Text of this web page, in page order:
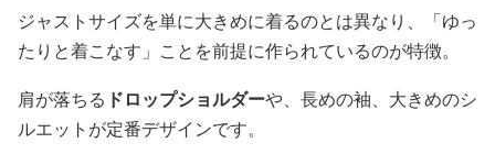
ジャストサイズを単に大きめに着るのとは異なり、「ゆっ
たりと着こなす」ことを前提に作られているのが特徴。
肩が落ちる ドロップショルダーや、長めの袖、大きめのシ
ルエットが定番デザインです。